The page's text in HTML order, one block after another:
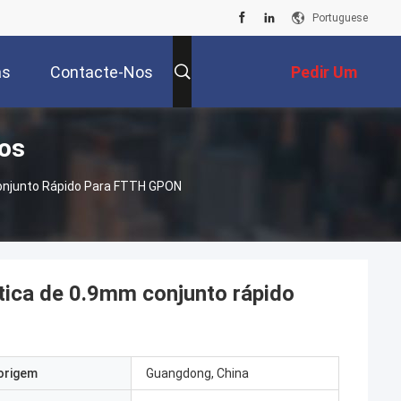
Portuguese
Contacte-Nos Pedir Um
Orçamento
Rápido Para FTTH GPON
de 0.9mm conjunto rápido
Guangdong, China